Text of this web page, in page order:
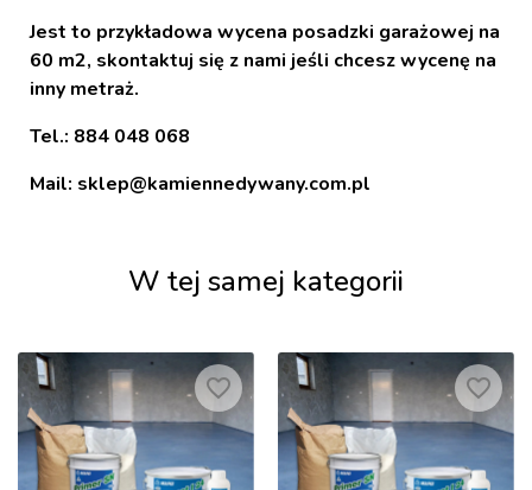
Jest to przykładowa wycena posadzki garażowej na
60 m2, skontaktuj się z nami jeśli chcesz wycenę na
inny metraż.
Tel.: 884 048 068
Mail: sklep@kamiennedywany.com.pl
W tej samej kategorii
favorite_border favorite_border